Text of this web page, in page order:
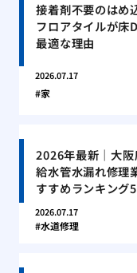
接着剤不要のはめ
フロアタイルが床
最適な理由
2026.07.17
家
2026年最新｜大阪
給水管水漏れ修理
すすめランキング5
2026.07.17
水道修理